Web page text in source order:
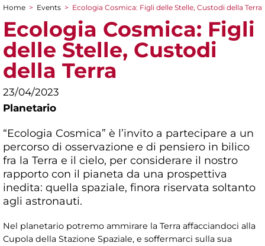
You are here
Home > Events > Ecologia Cosmica: Figli delle Stelle, Custodi della Terra
Ecologia Cosmica: Figli
delle Stelle, Custodi
della Terra
23/04/2023
Planetario
“Ecologia Cosmica” è l’invito a partecipare a un
percorso di osservazione e di pensiero in bilico
fra la Terra e il cielo, per considerare il nostro
rapporto con il pianeta da una prospettiva
inedita: quella spaziale, finora riservata soltanto
agli astronauti.
Nel planetario potremo ammirare la Terra affacciandoci alla
Cupola della Stazione Spaziale, e soffermarci sulla sua